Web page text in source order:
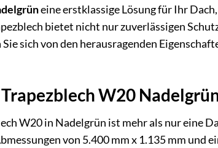
eine erstklassige Lösung für Ihr
bietet nicht nur zuverlässigen
Sie sich von den herausragenden
W20
W20 in Nadelgrün ist mehr als nur eine
von 5.400 mm x 1.135 mm und